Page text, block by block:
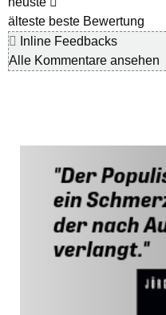
älteste beste Bewertung
Inline Feedbacks
Alle Kommentare ansehen